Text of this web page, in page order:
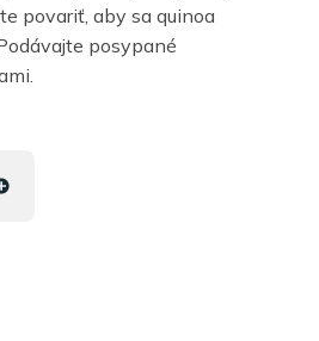
povariť, aby sa quinoa
posypané